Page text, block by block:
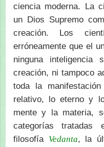
ciencia moderna. La
un Dios Supremo
creación. Los
erróneamente que el
ninguna inteligencia
creación, ni tampoco
toda la
relativo, lo eterno y
mente y la materia,
categorías
filosofía Vedanta, la